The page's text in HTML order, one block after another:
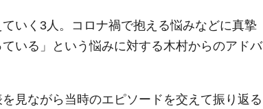
いく3人。コロナ禍で抱える悩みなどに真摯
いる」という悩みに対する木村からのアドバ
見ながら当時のエピソードを交えて振り返る